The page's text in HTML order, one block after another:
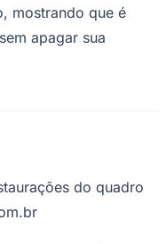
mostrando que é
apagar sua
do quadro